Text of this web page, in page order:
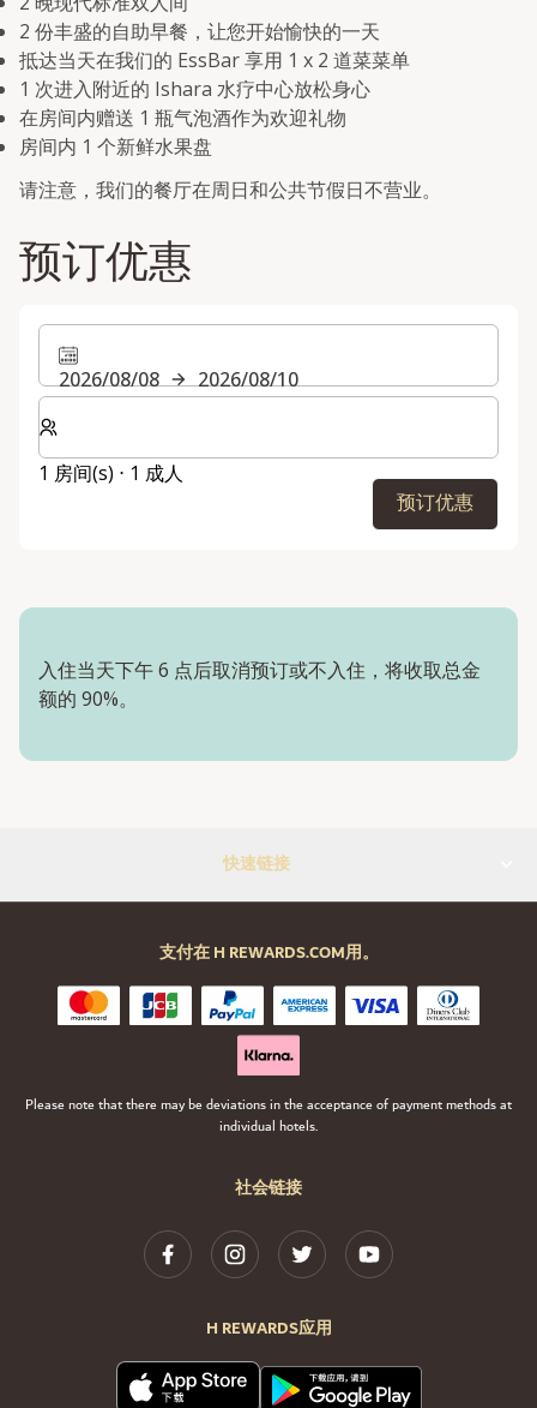
2 份丰盛的自助早餐，让您开始愉快的一天
抵达当天在我们的 EssBar 享用 1 x 2 道菜菜单
1 次进入附近的 Ishara 水疗中心放松身心
在房间内赠送 1 瓶气泡酒作为欢迎礼物
房间内 1 个新鲜水果盘
请注意，我们的餐厅在周日和公共节假日不营业。
预订优惠
2026/08/08
2026/08/10
选择房间数和入住人数
1 房间(s) ⋅ 1 成人
预订优惠
入住当天下午 6 点后取消预订或不入住，将收取总金
额的 90%。
快速链接
社会链接
H REWARDS应用
支付在 H REWARDS.COM用。
Please note that there may be deviations in the acceptance of payment methods at
individual hotels.